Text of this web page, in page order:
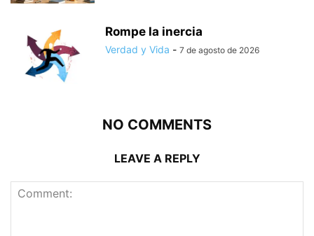
Rompe la inercia
Verdad y Vida - 7 de agosto de 2026
NO COMMENTS
LEAVE A REPLY